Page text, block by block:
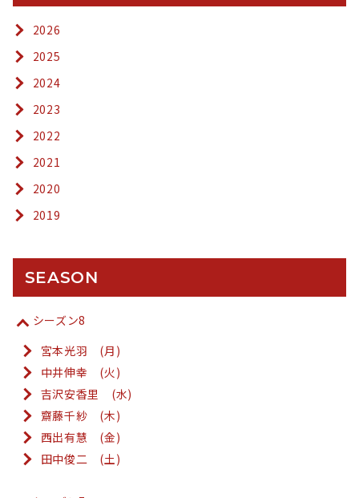
2026
2025
2024
2023
2022
2021
2020
2019
SEASON
シーズン8
宮本光羽 (月)
中井伸幸 (火)
吉沢安香里 (水)
齋藤千紗 (木)
西出有慧 (金)
田中俊二 (土)